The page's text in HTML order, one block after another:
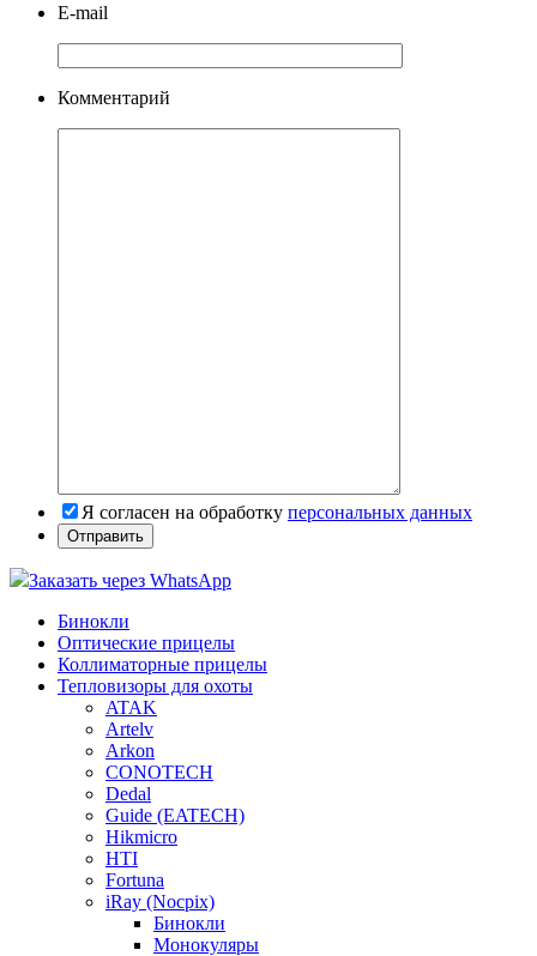
E-mail
Комментарий
Я согласен на обработку персональных данных
Заказать через WhatsApp
Бинокли
Оптические прицелы
Коллиматорные прицелы
Тепловизоры для охоты
ATAK
Artelv
Arkon
CONOTECH
Dedal
Guide (EATECH)
Hikmicro
HTI
Fortuna
iRay (Nocpix)
Бинокли
Монокуляры